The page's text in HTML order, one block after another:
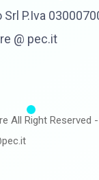
P.Iva
@ pec.it
All Right Reserved